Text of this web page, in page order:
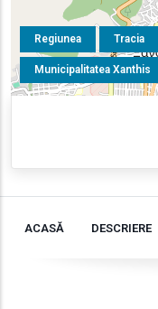
Regiunea Tracia
Municipalitatea Xanthis
ACASĂ DESCRIERE